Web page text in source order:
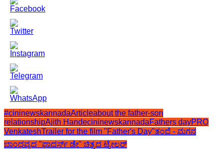
#cininewskannadaArticleabout the father-son
relationshipAjith HandecininewskannadaFathers dayPRO
VenkateshTrailer for the film "Father's Day"ತಂದೆ - ಮಗನ
ಬಾಂಧವ್ಯದ "ಫಾದರ್ಸ್ ಡೇ" ಚಿತ್ರದ ಟ್ರೇಲರ್